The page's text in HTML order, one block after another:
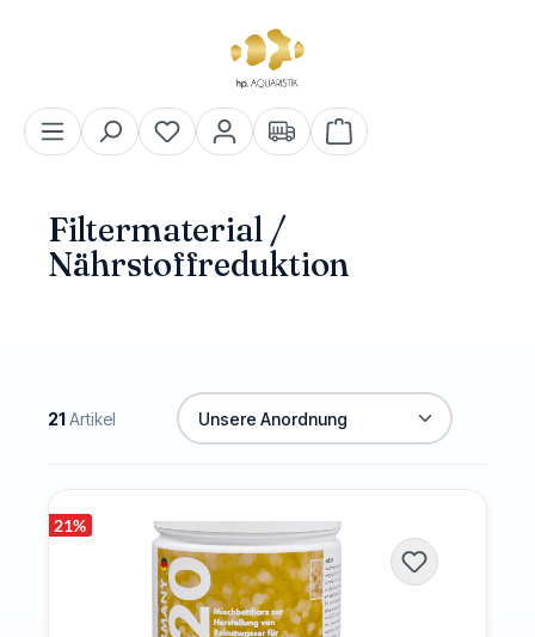
Warenkorb enthält 0
Filtermaterial /
Nährstoffreduktion
21Artikel
21%